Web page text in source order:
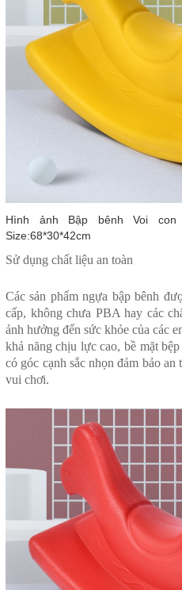
Hình ảnh Bập bênh Voi
Size:68*30*42cm
Sử dụng chất liệu an toàn
Các sản phẩm ngựa bập bênh
cấp, không chưa PBA hay các
ảnh hưởng đến sức khỏe của các
khả năng chịu lực cao, bề mặt
có góc cạnh sắc nhọn đảm bảo
vui chơi.